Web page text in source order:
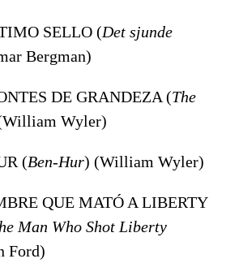
SELLO (Det sjunde
Bergman)
DE GRANDEZA (The
Wyler)
(Ben-Hur) (William Wyler)
QUE MATÓ A LIBERTY
Man Who Shot Liberty
Ford)